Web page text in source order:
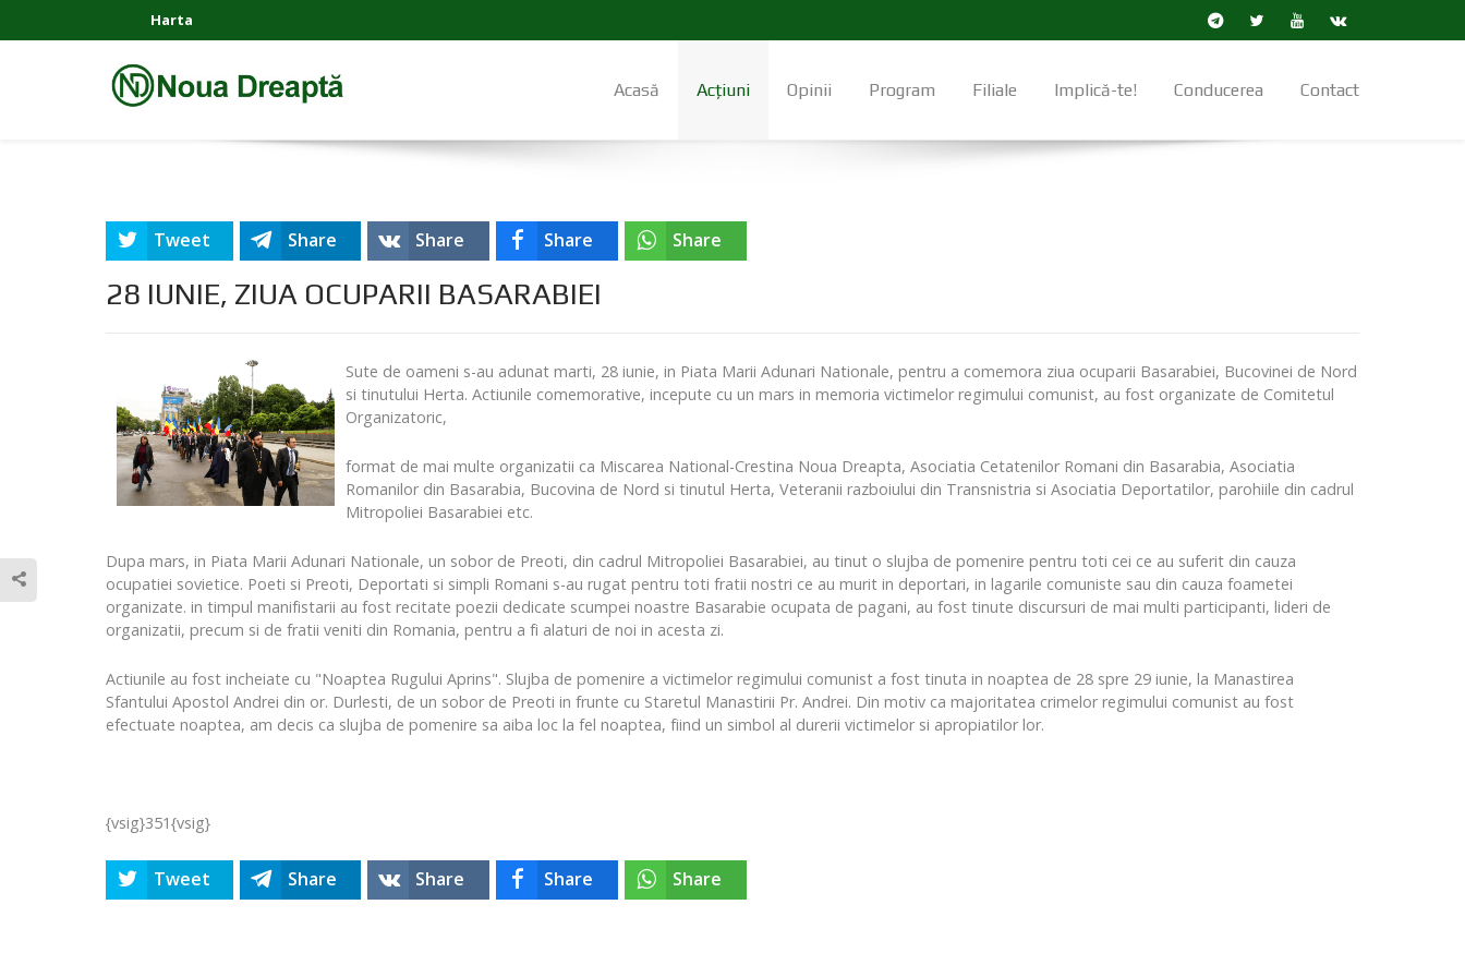
Harta
Acasă Acțiuni Opinii Program Filiale Implică-te! Conducerea Contact
Tweet Share Share Share Share
28 IUNIE, ZIUA OCUPARII BASARABIEI
Sute de oameni s-au adunat marti, 28 iunie, in Piata Marii Adunari Nationale, pentru a comemora ziua ocuparii Basarabiei, Bucovinei de Nord
si tinutului Herta. Actiunile comemorative, incepute cu un mars in memoria victimelor regimului comunist, au fost organizate de Comitetul
Organizatoric,
format de mai multe organizatii ca Miscarea National-Crestina Noua Dreapta, Asociatia Cetatenilor Romani din Basarabia, Asociatia
Romanilor din Basarabia, Bucovina de Nord si tinutul Herta, Veteranii razboiului din Transnistria si Asociatia Deportatilor, parohiile din cadrul
Mitropoliei Basarabiei etc.
Dupa mars, in Piata Marii Adunari Nationale, un sobor de Preoti, din cadrul Mitropoliei Basarabiei, au tinut o slujba de pomenire pentru toti cei ce au suferit din cauza
ocupatiei sovietice. Poeti si Preoti, Deportati si simpli Romani s-au rugat pentru toti fratii nostri ce au murit in deportari, in lagarile comuniste sau din cauza foametei
organizate. in timpul manifistarii au fost recitate poezii dedicate scumpei noastre Basarabie ocupata de pagani, au fost tinute discursuri de mai multi participanti, lideri de
organizatii, precum si de fratii veniti din Romania, pentru a fi alaturi de noi in acesta zi.
Actiunile au fost incheiate cu "Noaptea Rugului Aprins". Slujba de pomenire a victimelor regimului comunist a fost tinuta in noaptea de 28 spre 29 iunie, la Manastirea
Sfantului Apostol Andrei din or. Durlesti, de un sobor de Preoti in frunte cu Staretul Manastirii Pr. Andrei. Din motiv ca majoritatea crimelor regimului comunist au fost
efectuate noaptea, am decis ca slujba de pomenire sa aiba loc la fel noaptea, fiind un simbol al durerii victimelor si apropiatilor lor.
{vsig}351{vsig}
Tweet Share Share Share Share